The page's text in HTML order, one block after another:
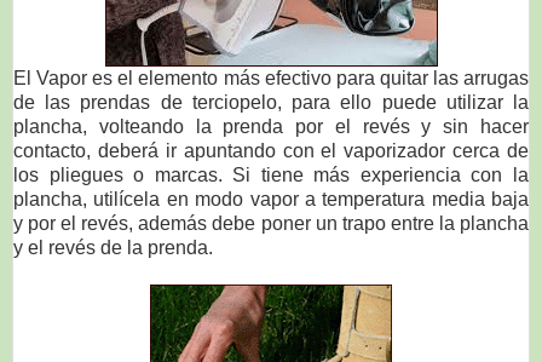
El Vapor es el elemento más efectivo para quitar las arrugas
de las prendas de terciopelo, para ello puede utilizar la
plancha, volteando la prenda por el revés y sin hacer
contacto, deberá ir apuntando con el vaporizador cerca de
los pliegues o marcas. Si tiene más experiencia con la
plancha, utilícela en modo vapor a temperatura media baja
y por el revés, además debe poner un trapo entre la plancha
y el revés de la prenda.